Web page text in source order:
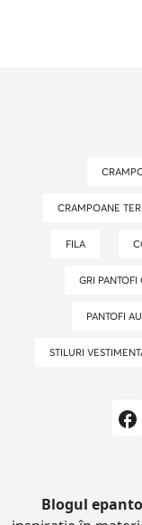
CRAMPOANE
FILA
GRI
PANTOFI
STILURI
Blogul